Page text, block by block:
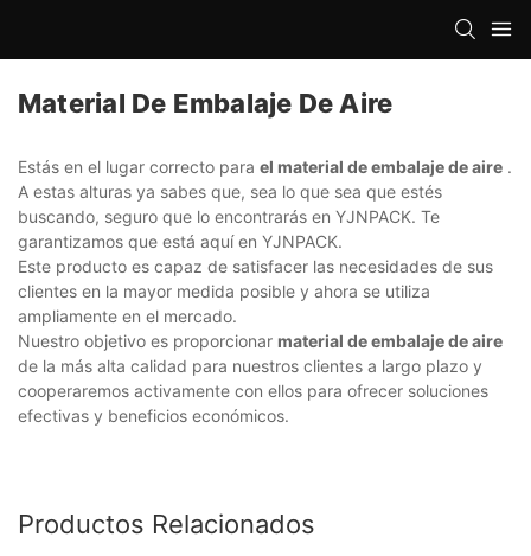
Material De Embalaje De Aire
Estás en el lugar correcto para el material de embalaje de aire .
A estas alturas ya sabes que, sea lo que sea que estés
buscando, seguro que lo encontrarás en YJNPACK. Te
garantizamos que está aquí en YJNPACK.
Este producto es capaz de satisfacer las necesidades de sus
clientes en la mayor medida posible y ahora se utiliza
ampliamente en el mercado.
Nuestro objetivo es proporcionar material de embalaje de aire
de la más alta calidad para nuestros clientes a largo plazo y
cooperaremos activamente con ellos para ofrecer soluciones
efectivas y beneficios económicos.
Productos Relacionados